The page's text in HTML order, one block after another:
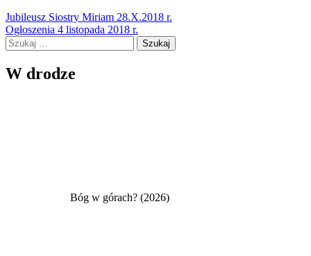
Nawigacja
wpisu
Jubileusz Siostry Miriam 28.X.2018 r.
Ogłoszenia 4 listopada 2018 r.
Szukaj:
W drodze
Bóg w górach? (2026)